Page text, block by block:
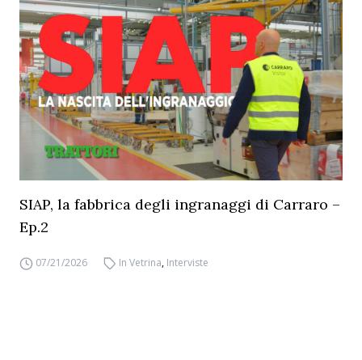
SIAP, la fabbrica degli ingranaggi di Carraro –
Ep.2
07/21/2026 In Vetrina, Interviste